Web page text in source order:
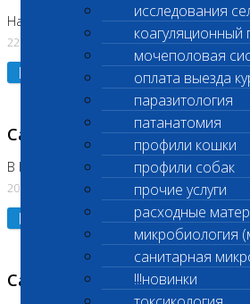
исследования
коагуляционный
мочеполовая
оплата выезда
паразитология
патанатомия
профили кошки
профили собак
прочие услуги
расходные
микробиология
санитарная
!!!новинки
На Нагорной. Код ( 123,310,309)
22.07.2026
Подробнее
Санитарные дни
В Коломне 24.07.2026 и 28.07.2026
20.07.2026
Подробнее
Санитарный день